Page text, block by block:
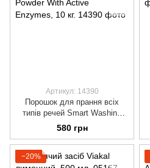
Артикул: 14390
Порошок для прання всіх
типів речей Smart Washing
Powder With Active Enzymes,
10 кг.
580 грн
−20%